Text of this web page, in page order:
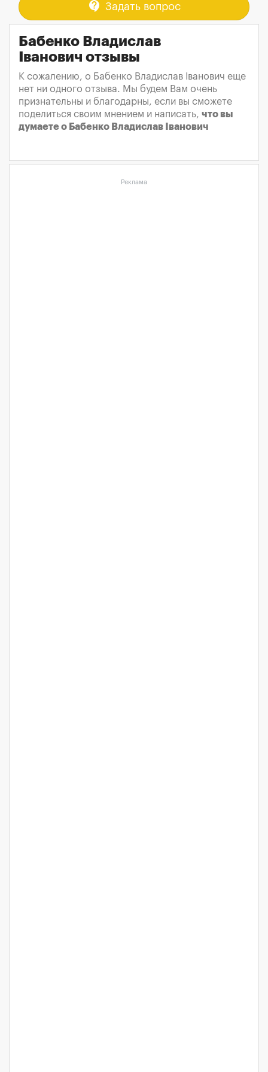
contact_support Задать вопрос
Бабенко Владислав
Іванович отзывы
К сожалению, о Бабенко Владислав Іванович еще
нет ни одного отзыва. Мы будем Вам очень
признательны и благодарны, если вы сможете
поделиться своим мнением и написать, что вы
думаете о Бабенко Владислав Іванович
Реклама